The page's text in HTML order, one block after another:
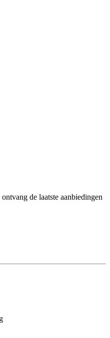
de laatste aanbiedingen